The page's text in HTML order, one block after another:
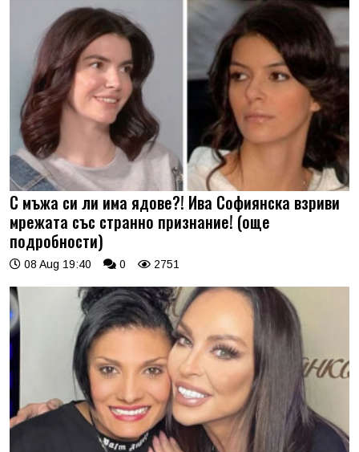
С мъжа си ли има ядове?! Ива Софиянска взриви
мрежата със странно признание! (още
подробности)
08 Aug 19:40 0 2751